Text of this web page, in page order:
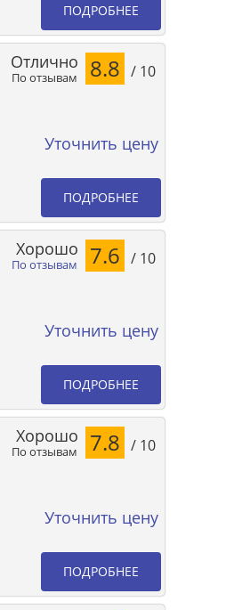
ПОДРОБНЕЕ
По отзывам
Отлично 8.8 / 10
Уточнить цену
ПОДРОБНЕЕ
По отзывам
Хорошо 7.6 / 10
Уточнить цену
ПОДРОБНЕЕ
По отзывам
Хорошо 7.8 / 10
Уточнить цену
ПОДРОБНЕЕ